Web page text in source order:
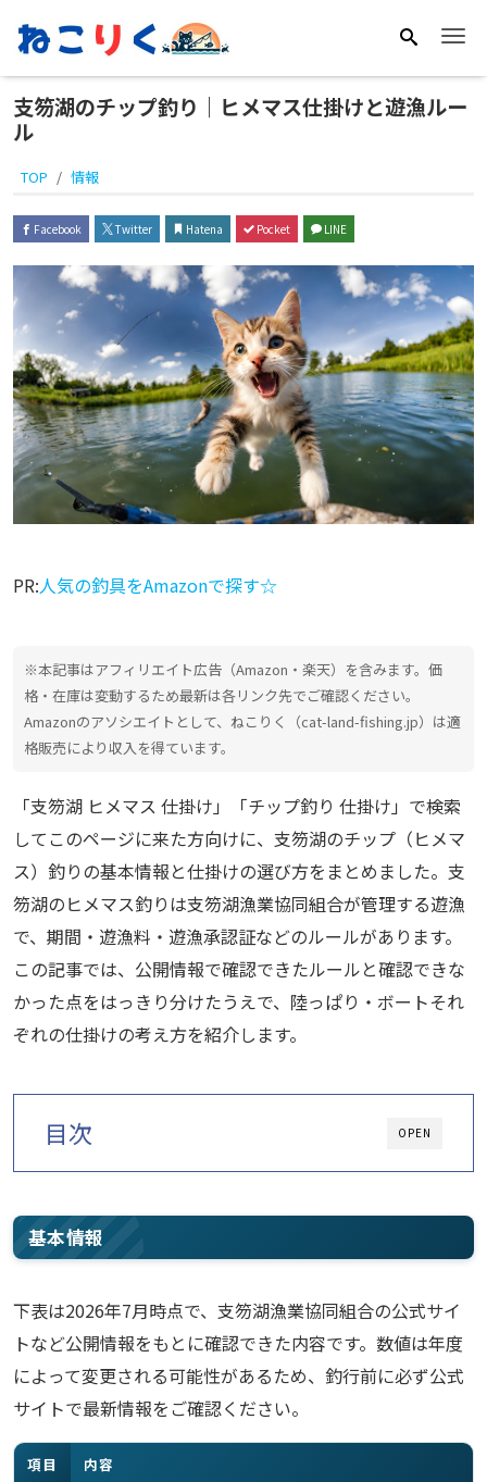
支笏湖のチップ釣り｜ヒメマス仕掛けと遊漁ルー
ル
TOP 情報
Facebook Twitter Hatena Pocket LINE
PR:人気の釣具をAmazonで探す☆
※本記事はアフィリエイト広告（Amazon・楽天）を含みます。価
格・在庫は変動するため最新は各リンク先でご確認ください。
Amazonのアソシエイトとして、ねこりく（cat-land-fishing.jp）は適
格販売により収入を得ています。
「支笏湖 ヒメマス 仕掛け」「チップ釣り 仕掛け」で検索
してこのページに来た方向けに、支笏湖のチップ（ヒメマ
ス）釣りの基本情報と仕掛けの選び方をまとめました。支
笏湖のヒメマス釣りは支笏湖漁業協同組合が管理する遊漁
で、期間・遊漁料・遊漁承認証などのルールがあります。
この記事では、公開情報で確認できたルールと確認できな
かった点をはっきり分けたうえで、陸っぱり・ボートそれ
ぞれの仕掛けの考え方を紹介します。
OPEN
目次
基本情報
下表は2026年7月時点で、支笏湖漁業協同組合の公式サイ
トなど公開情報をもとに確認できた内容です。数値は年度
によって変更される可能性があるため、釣行前に必ず公式
サイトで最新情報をご確認ください。
項目 内容